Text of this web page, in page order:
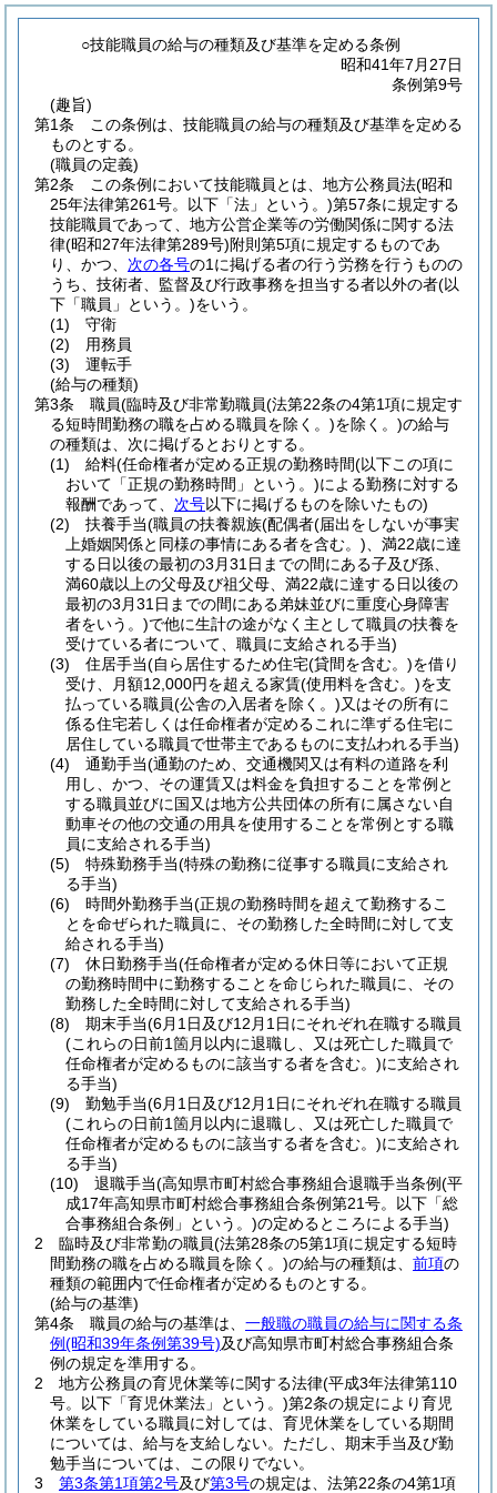
○技能職員の給与の種類及び基準を定める条例
昭和41年7月27日
条例第9号
(趣旨)
第1条
この条例は、技能職員の給与の種類及び基準を定める
ものとする。
(職員の定義)
第2条
この条例において技能職員とは、地方公務員法(昭和
25年法律第261号。以下「法」という。)第57条に規定する
技能職員であって、地方公営企業等の労働関係に関する法
律(昭和27年法律第289号)附則第5項に規定するものであ
り、かつ、 次の各号の1に掲げる者の行う労務を行うものの
うち、技術者、監督及び行政事務を担当する者以外の者(以
下「職員」という。)をいう。
(1)
守衛
(2)
用務員
(3)
運転手
(給与の種類)
第3条
職員(臨時及び非常勤職員(法第22条の4第1項に規定す
る短時間勤務の職を占める職員を除く。)を除く。)の給与
の種類は、次に掲げるとおりとする。
(1)
給料(任命権者が定める正規の勤務時間(以下この項に
おいて「正規の勤務時間」という。)による勤務に対する
報酬であって、 次号以下に掲げるものを除いたもの)
(2)
扶養手当(職員の扶養親族(配偶者(届出をしないが事実
上婚姻関係と同様の事情にある者を含む。) 、満22歳に達
する日以後の最初の3月31日までの間にある子及び孫、
満60歳以上の父母及び祖父母、満22歳に達する日以後の
最初の3月31日までの間にある弟妹並びに重度心身障害
者をいう。)で他に生計の途がなく主として職員の扶養を
受けている者について、職員に支給される手当)
(3)
住居手当(自ら居住するため住宅(貸間を含む。)を借り
受け、月額12,000円を超える家賃(使用料を含む。)を支
払っている職員(公舎の入居者を除く。)又はその所有に
係る住宅若しくは任命権者が定めるこれに準ずる住宅に
居住している職員で世帯主であるものに支払われる手当)
(4)
通勤手当(通勤のため、交通機関又は有料の道路を利
用し、かつ、その運賃又は料金を負担することを常例と
する職員並びに国又は地方公共団体の所有に属さない自
動車その他の交通の用具を使用することを常例とする職
員に支給される手当)
(5)
特殊勤務手当(特殊の勤務に従事する職員に支給され
る手当)
(6)
時間外勤務手当(正規の勤務時間を超えて勤務するこ
とを命ぜられた職員に、その勤務した全時間に対して支
給される手当)
(7)
休日勤務手当(任命権者が定める休日等において正規
の勤務時間中に勤務することを命じられた職員に、その
勤務した全時間に対して支給される手当)
(8)
期末手当(6月1日及び12月1日にそれぞれ在職する職員
(これらの日前1箇月以内に退職し、又は死亡した職員で
任命権者が定めるものに該当する者を含む。)に支給され
る手当)
(9)
勤勉手当(6月1日及び12月1日にそれぞれ在職する職員
(これらの日前1箇月以内に退職し、又は死亡した職員で
任命権者が定めるものに該当する者を含む。)に支給され
る手当)
(10)
退職手当(高知県市町村総合事務組合退職手当条例(平
成17年高知県市町村総合事務組合条例第21号。以下「総
合事務組合条例」という。)の定めるところによる手当)
2
臨時及び非常勤の職員(法第28条の5第1項に規定する短時
間勤務の職を占める職員を除く。)の給与の種類は、 前項の
種類の範囲内で任命権者が定めるものとする。
(給与の基準)
第4条
職員の給与の基準は、 一般職の職員の給与に関する条
例(昭和39年条例第39号)及び高知県市町村総合事務組合条
例の規定を準用する。
2
地方公務員の育児休業等に関する法律(平成3年法律第110
号。以下「育児休業法」という。)第2条の規定により育児
休業をしている職員に対しては、育児休業をしている期間
については、給与を支給しない。 ただし、期末手当及び勤
勉手当については、この限りでない。
3
第3条第1項第2号及び第3号の規定は、法第22条の4第1項